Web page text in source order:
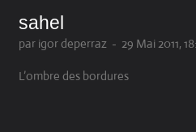
sahel
par igor deperraz - 29 Mai 2011,
L’ombre des bordures